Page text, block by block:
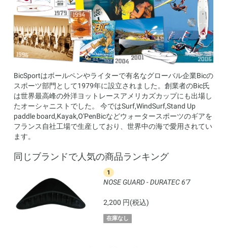
BicSportはボールペンやライターで有名なグローバル企業Bicの
スポーツ部門として1979年に設立されました。創業者のBic氏
は世界最高峰の外洋ヨットレースアメリカズカップにも出場し
たオーシャニストでした。 今ではSurf,WindSurf,Stand Up
paddle board,Kayak,O'PenBicなどウォータースポーツのギアを
フランス自社工場で生産しており、世界中の海で愛用されてい
ます。
同じブランドで人気の商品ランキング
1
NOSE GUARD - DURATEC 6'7
2,200 円(税込)
在庫なし